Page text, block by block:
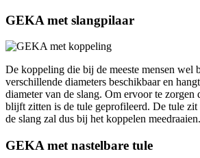
GEKA met slangpilaar
De koppeling die bij de meeste mensen wel
verschillende diameters beschikbaar en
diameter van de slang. Om ervoor te zorgen
blijft zitten is de tule geprofileerd. De tule zit
de slang zal dus bij het koppelen meedraaien.
GEKA met nastelbare tule